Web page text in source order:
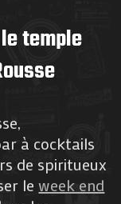
temple
à cocktails
de spiritueux
leweek end